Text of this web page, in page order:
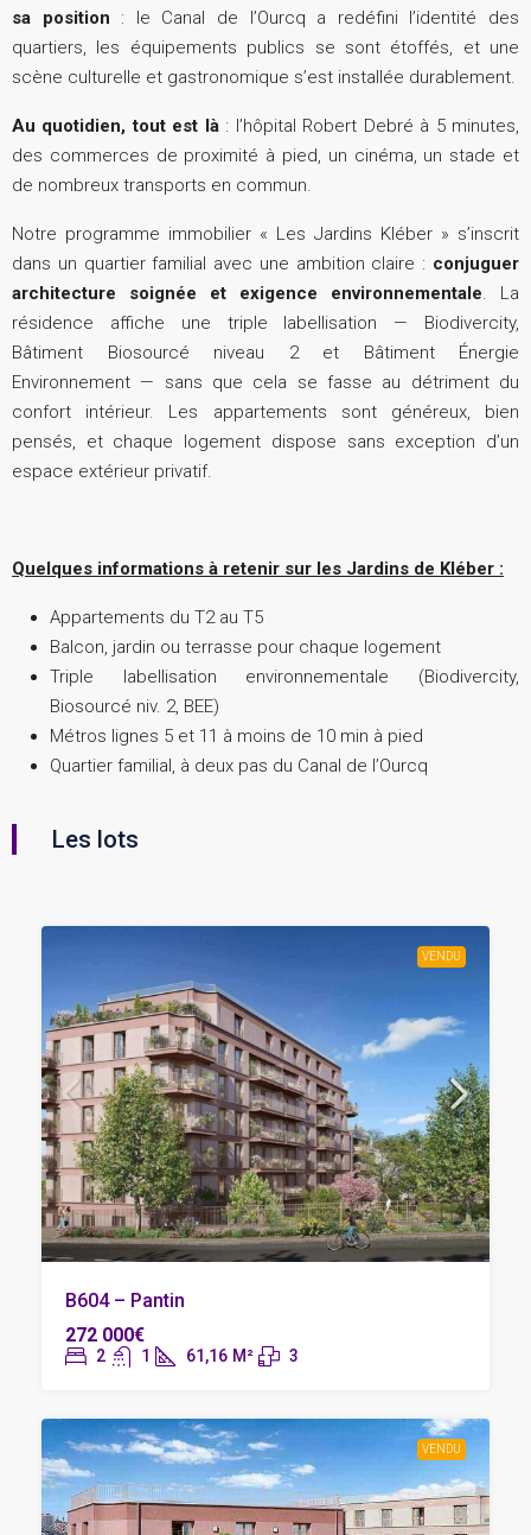
sa position : le Canal de l’Ourcq a redéfini l’identité des
quartiers, les équipements publics se sont étoffés, et une
scène culturelle et gastronomique s’est installée durablement.
Au quotidien, tout est là: l’hôpital Robert Debré à 5 minutes,
des commerces de proximité à pied, un cinéma, un stade et
de nombreux transports en commun.
Notre programme immobilier « Les Jardins Kléber » s’inscrit
dans un quartier familial avec une ambition claire : conjuguer
architecture soignée et exigence environnementale. La
résidence affiche une triple labellisation — Biodivercity,
Bâtiment Biosourcé niveau 2 et Bâtiment Énergie
Environnement — sans que cela se fasse au détriment du
confort intérieur. Les appartements sont généreux, bien
pensés, et chaque logement dispose sans exception d’un
espace extérieur privatif.
Quelques informations à retenir sur les Jardins de Kléber :
Appartements du T2 au T5
Balcon, jardin ou terrasse pour chaque logement
Triple labellisation environnementale (Biodivercity,
Biosourcé niv. 2, BEE)
Métros lignes 5 et 11 à moins de 10 min à pied
Quartier familial, à deux pas du Canal de l’Ourcq
Les lots
VENDU
B604 – Pantin
272 000€
2 1 61,16 M² 3
VENDU